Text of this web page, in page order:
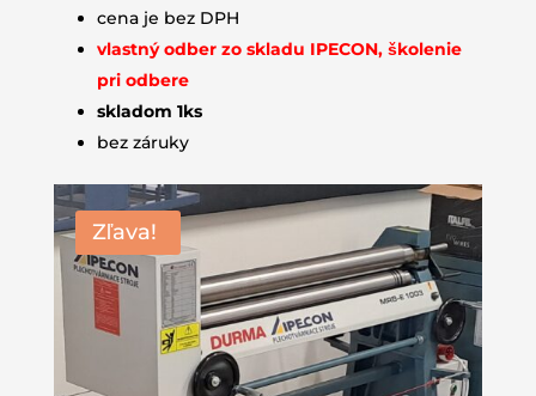
cena je bez DPH
vlastný odber zo skladu IPECON, školenie
pri odbere
skladom 1ks
bez záruky
Zľava!